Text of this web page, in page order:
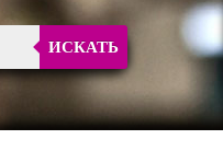
ИСКАТЬ